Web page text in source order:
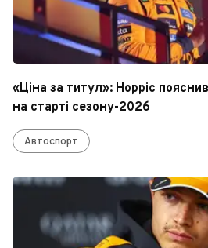
«Ціна за титул»: Норріс
на старті сезону-2026
Автоспорт